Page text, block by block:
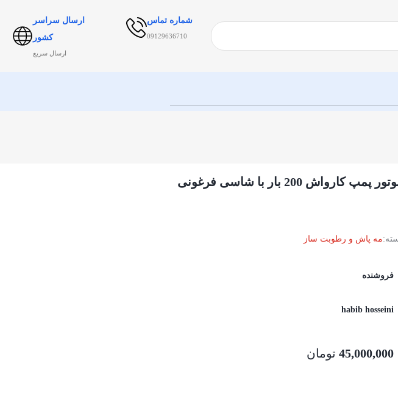
شماره تماس
09129636710
ارسال سراسر
کشور
ارسال سریع
پمپ کارواش 200 بار با شاسی فرغونی
مه پاش و رطوبت ساز
فروشنده
habib hosseini
45,000,000 تومان